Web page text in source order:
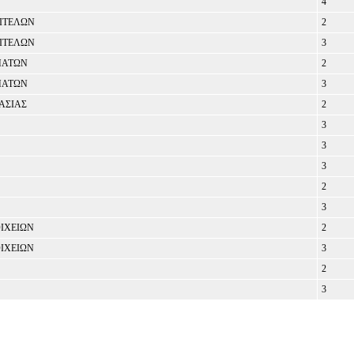
2
3
2
3
2
3
3
3
2
3
2
3
2
3